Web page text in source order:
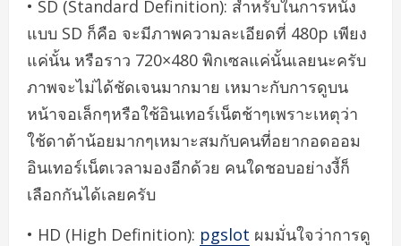
• SD (Standard Definition): สำหรับในการหนัง
แบบ SD ก็คือ จะมีภาพความละเอียดที่ 480p เพียง
แค่นั้น หรือราว 720×480 พิกเซลแค่นั้นเลยนะครับ
ภาพจะไม่ได้ชัดเจนมากมาย เหมาะกับการดูบน
หน้าจอเล็กๆหรือใช้อินเทอร์เน็ตช้าๆเพราะเหตุว่า
ใช้ดาต้าน้อยมากๆเหมาะสมกับคนที่อยากอดออม
อินเทอร์เน็ตเวลามองอีกด้วย คนใดชอบอย่างงี้ก็
เลือกกันได้เลยครับ
• HD (High Definition): pgslot ผมมั่นใจว่าการดู